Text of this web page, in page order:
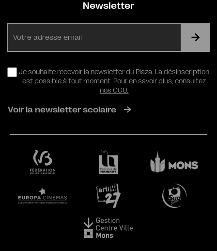
Newsletter
RGPD
Je souhaite recevoir la newsletter du Plaza. La désinscription
est possible à tout moment. Pour en savoir plus,consultez
nos CGU.
Voir la newsletter scolaire